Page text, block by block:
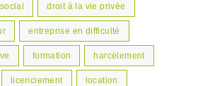
droit à la vie privée
entreprise en difficulté
formation harcèlement
licenciement location